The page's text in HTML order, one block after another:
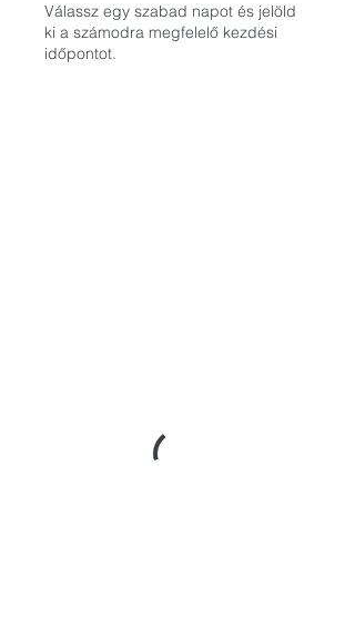
Válassz egy szabad napot és jelöld
ki a számodra megfelelő kezdési
időpontot.